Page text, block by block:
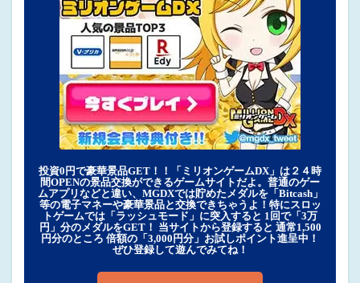
投資0円で豪華景品GET！！「ミリオンゲームDX」は２４時
間OPENの景品交換ができるゲームサイトだよ。普通のゲー
ムアプリなどと違い、MGDXでは貯めたメダルを「Bitcash」
等の電子マネーや豪華景品と交換できちゃうよ！特にスロッ
トゲームでは「ラッシュモード」に突入すると 1回で「3万
円」分のメダルをGET！ 当サイトから登録すると 通常1,500
円分のところ 倍額の「3,000円分」お試しポイント進呈中！
ぜひ登録して遊んでみてね！